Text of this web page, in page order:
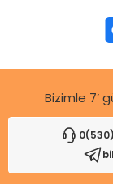
Ürün fiyatı
Bizimle 7’